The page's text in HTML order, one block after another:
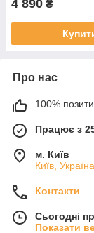
4 890 ₴
Про нас
100%
Працює з
м. Київ
Київ, Україна
Контакти
Сьогодні
Показати